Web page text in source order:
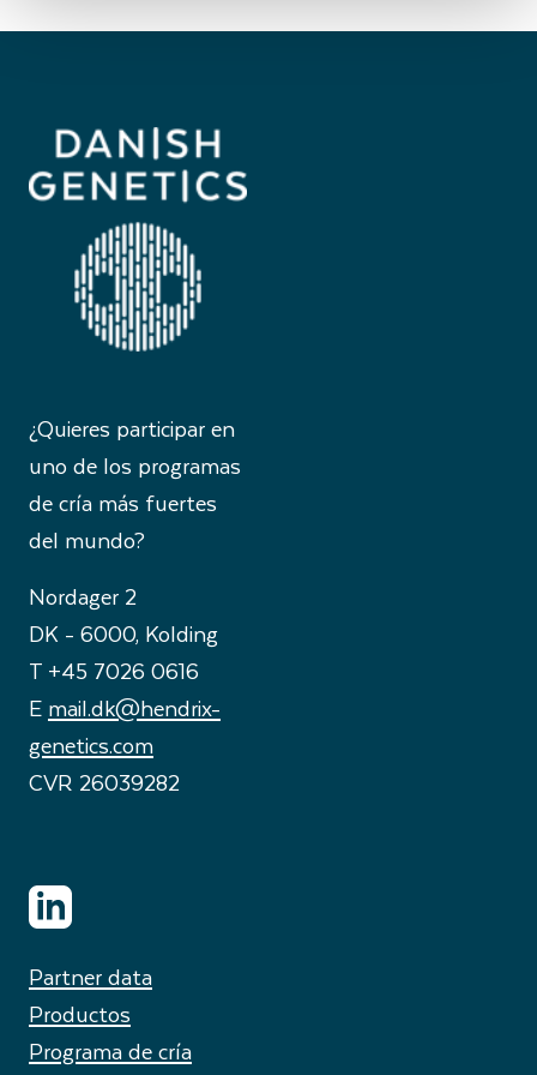
¿Quieres participar en
uno de los programas
de cría más fuertes
del mundo?
Nordager 2
DK - 6000, Kolding
T +45 7026 0616
E mail.dk@hendrix-
genetics.com
CVR 26039282
Partner data
Productos
Programa de cría